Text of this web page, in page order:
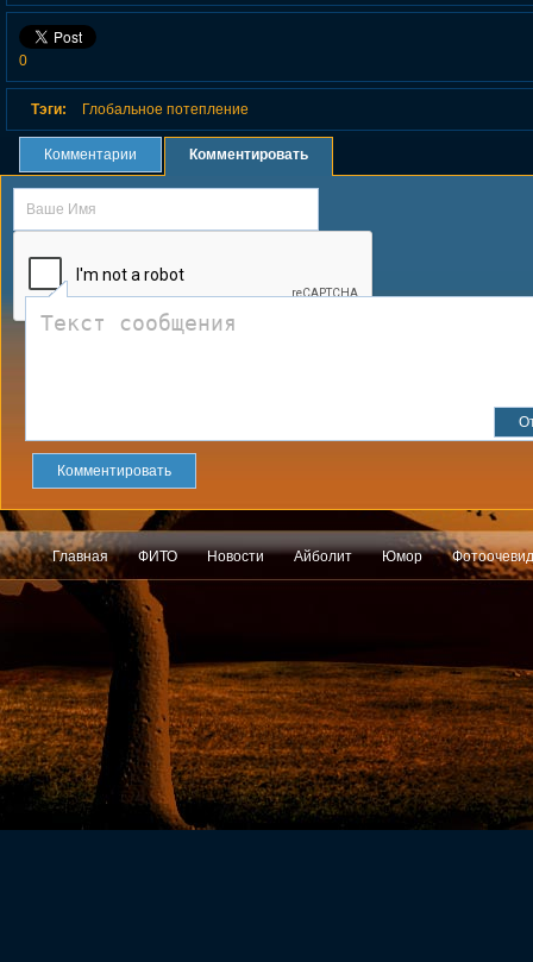
0
Тэги: Глобальное потепление
Комментарии Комментировать
Комментировать
Главная ФИТО Новости Айболит Юмор